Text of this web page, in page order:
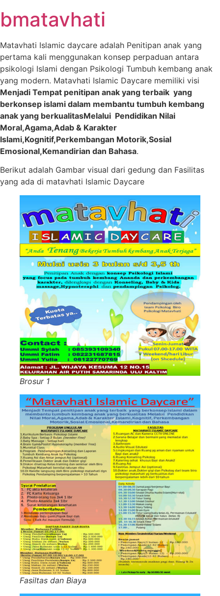
to
content
bmatavhati
Matavhati Islamic daycare adalah Penitipan anak yang
pertama kali menggunakan konsep perpaduan antara
psikologi Islami dengan Psikologi Tumbuh kembang anak
yang modern. Matavhati Islamic Daycare memiliki visi
Menjadi Tempat penitipan anak yang terbaik yang
berkonsep islami dalam membantu tumbuh kembang
anak yang berkualitasMelalui Pendidikan Nilai
Moral,Agama,Adab & Karakter
Islami,Kognitif,Perkembangan Motorik,Sosial
Emosional,Kemandirian dan Bahasa.
Berikut adalah Gambar visual dari gedung dan Fasilitas
yang ada di matavhati Islamic Daycare
Brosur 1
Fasiltas dan Biaya